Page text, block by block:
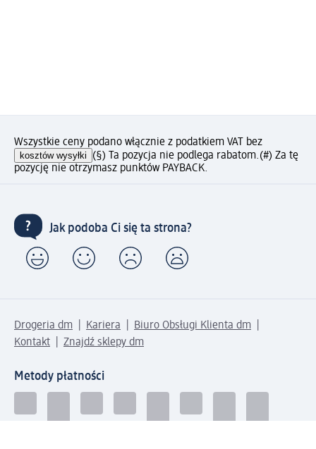
Wszystkie ceny podano włącznie z podatkiem VAT bez
kosztów wysyłki (§) Ta pozycja nie podlega rabatom.(#) Za tę
pozycję nie otrzymasz punktów PAYBACK.
Jak podoba Ci się ta strona?
Drogeria dm Kariera
Biuro Obsługi Klienta dm
Kontakt
Znajdź sklepy dm
Metody płatności